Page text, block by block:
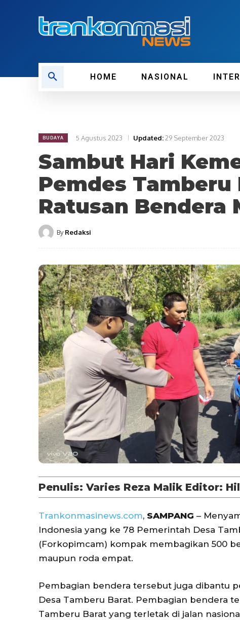
HOME NASIONAL
BUDAYA 5 Agustus 2023 Updated:29 September 2023
Sambut Hari
Pemdes
Ratusan Bendera
By Redaksi
Penulis: Varies Reza Malik Editor:
Trankonmasinews.com, SAMPANG –
Indonesia yang ke 78 Pemerintah Desa
(Forkopimcam) kompak membagikan 500
maupun roda empat.
Pembagian bendera tersebut juga dibantu
Desa Tamberu Barat. Pembagian bendera
Tamberu Barat yang terletak di jalan